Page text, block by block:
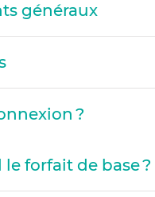
généraux
?
forfait de base ?